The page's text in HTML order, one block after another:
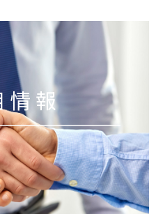
情 報